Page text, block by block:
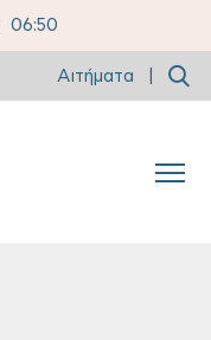
06:50
Αιτήματα